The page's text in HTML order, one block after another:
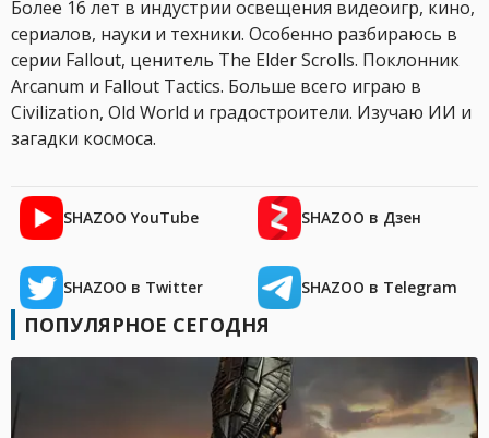
Более 16 лет в индустрии освещения видеоигр, кино,
сериалов, науки и техники. Особенно разбираюсь в
серии Fallout, ценитель The Elder Scrolls. Поклонник
Arcanum и Fallout Tactics. Больше всего играю в
Civilization, Old World и градостроители. Изучаю ИИ и
загадки космоса.
SHAZOO YouTube SHAZOO в Дзен
SHAZOO в Twitter SHAZOO в Telegram
ПОПУЛЯРНОЕ СЕГОДНЯ